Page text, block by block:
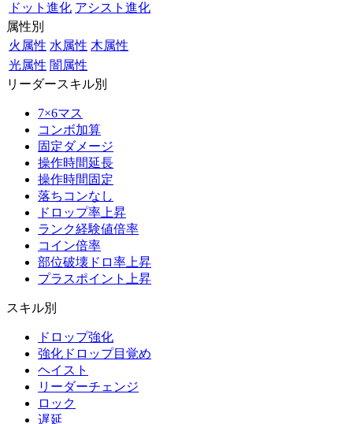
ドット進化 アシスト進化
属性別
火属性 水属性 木属性
光属性 闇属性
リーダースキル別
7×6マス
コンボ加算
固定ダメージ
操作時間延長
操作時間固定
落ちコンなし
ドロップ率上昇
ランク経験値倍率
コイン倍率
部位破壊ドロ率上昇
プラスポイント上昇
スキル別
ドロップ強化
強化ドロップ目覚め
ヘイスト
リーダーチェンジ
ロック
遅延